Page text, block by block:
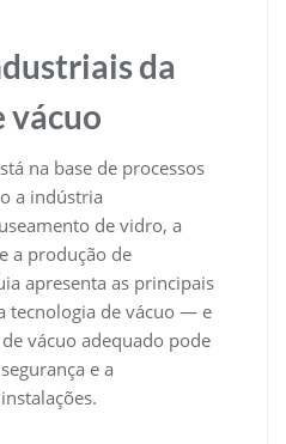
da
vácuo
na base de processos
a indústria
de vidro, a
a produção de
apresenta as principais
tecnologia de vácuo — e
vácuo adequado pode
e a